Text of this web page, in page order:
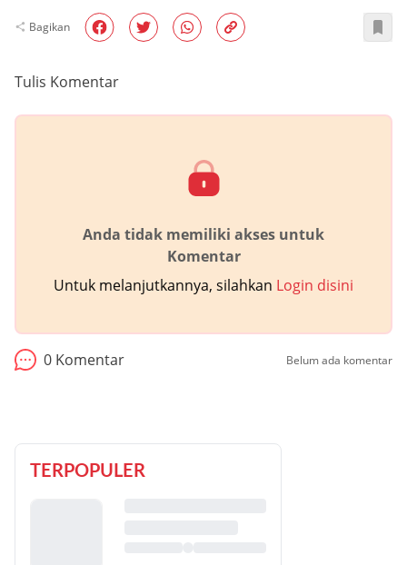
Bagikan
Tulis Komentar
Anda tidak memiliki akses untuk
Komentar
Untuk melanjutkannya, silahkan Login disini
0 Komentar Belum ada komentar
TERPOPULER